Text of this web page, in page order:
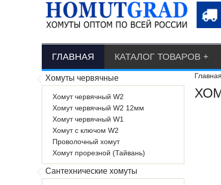
ГЛАВНАЯ КАТАЛОГ ТОВАРОВ
Хомуты червячные
Хомут червячный W2
Хомут червячный W2 12мм
Хомут червячный W1
Хомут с ключом W2
Проволочный хомут
Хомут прорезной (Тайвань)
Сантехнические хомуты
Главная